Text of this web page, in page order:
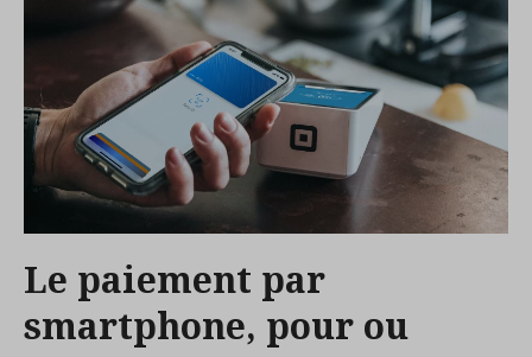
Le paiement par
smartphone, pour ou